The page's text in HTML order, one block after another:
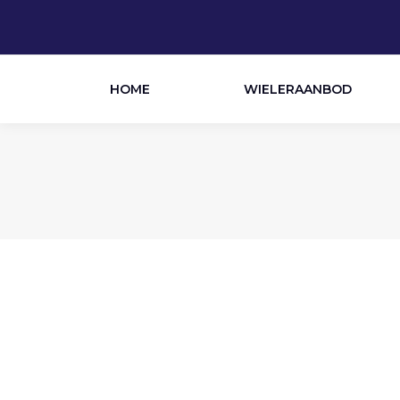
HOME WIELERAANBOD